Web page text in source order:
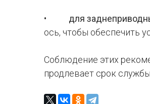
• для
ось, чтобы обеспечить
Соблюдение этих
продлевает срок